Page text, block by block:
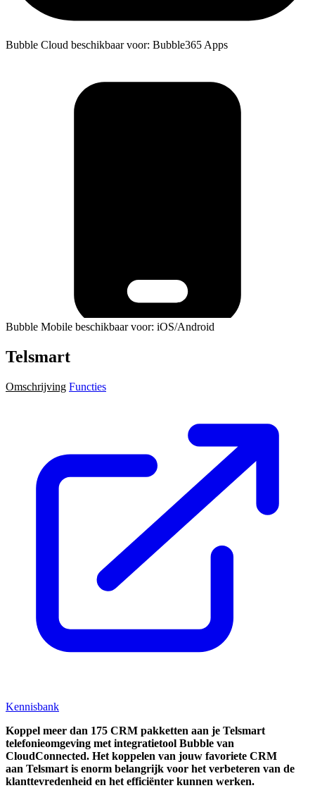
Bubble Cloud beschikbaar voor: Bubble365 Apps
Bubble Mobile beschikbaar voor: iOS/Android
Telsmart
Omschrijving Functies
Kennisbank
Koppel meer dan 175 CRM pakketten aan je Telsmart
telefonieomgeving met integratietool Bubble van
CloudConnected. Het koppelen van jouw favoriete CRM
aan Telsmart is enorm belangrijk voor het verbeteren van de
klanttevredenheid en het efficiënter kunnen werken.